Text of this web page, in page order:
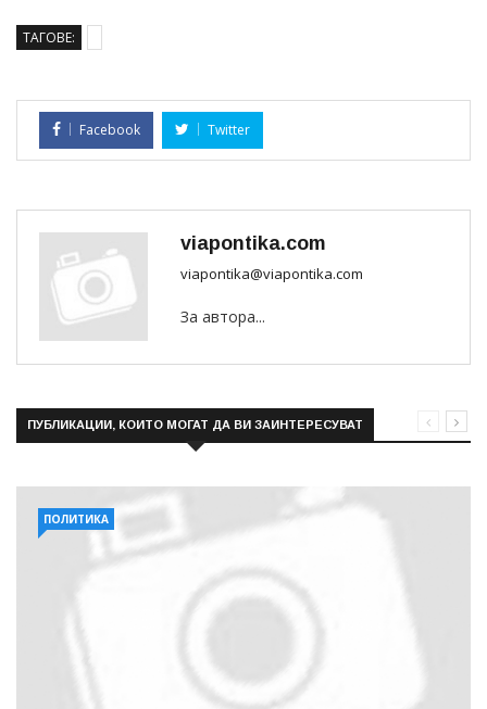
ТАГОВЕ:
Facebook Twitter
viapontika.com
viapontika@viapontika.com
За автора...
ПУБЛИКАЦИИ, КОИТО МОГАТ ДА ВИ ЗАИНТЕРЕСУВАТ
ПОЛИТИКА